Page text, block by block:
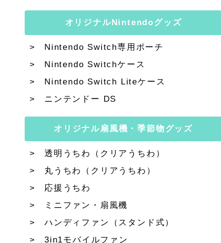
オリジナルNintendoグッズ
Nintendo Switch専用ポーチ
Nintendo Switchケース
Nintendo Switch Liteケース
ニンテンドー DS
オリジナル扇風機・季節物グッズ
透明うちわ（クリアうちわ）
丸うちわ（クリアうちわ）
応援うちわ
ミニファン・扇風機
ハンディファン（スタンド式）
3in1モバイルファン